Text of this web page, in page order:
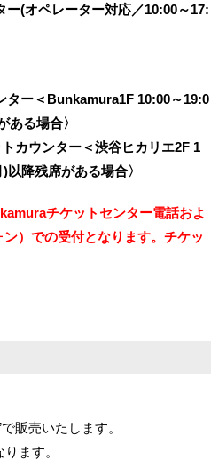
(オペレーター対応／10:00～17:
ター＜Bunkamura1F 10:00～19:0
る場合〉
カウンター＜渋谷ヒカリエ2F 1
降残席がある場合〉
チケットセンター電話およ
）での受付となります。チケッ
販売いたします。
ます。